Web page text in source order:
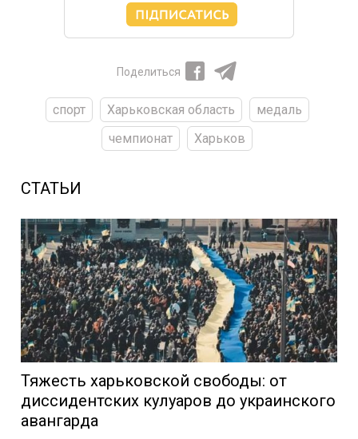
Поделиться
спорт Харьковская область
медаль
чемпионат
Харьков
СТАТЬИ
Тяжесть харьковской свободы: от
диссидентских кулуаров до украинского
авангарда